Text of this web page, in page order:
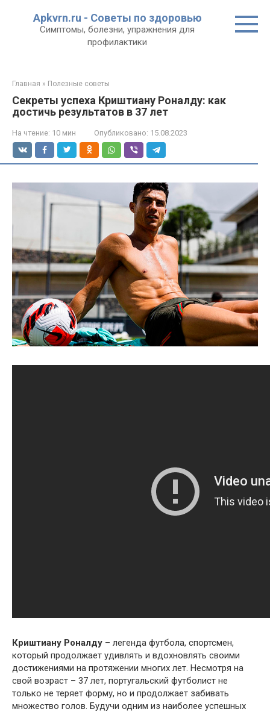
Apkvrn.ru - Советы по здоровью
Симптомы, болезни, упражнения для
профилактики
Главная » Полезные советы
Секреты успеха Криштиану Роналду: как
достичь результатов в 37 лет
На чтение: 10 мин Опубликовано: 15.08.2023
Криштиану Роналду – легенда футбола, спортсмен,
который продолжает удивлять и вдохновлять своими
достижениями на протяжении многих лет. Несмотря на
свой возраст – 37 лет, португальский футболист не
только не теряет форму, но и продолжает забивать
множество голов. Будучи одним из наиболее успешных